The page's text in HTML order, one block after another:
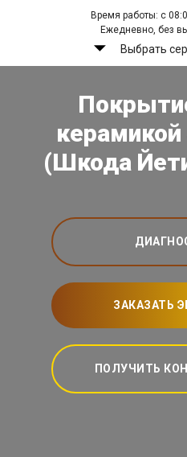
Время работы: с
Ежедневно, без
Выбрать
керамикой
(Шкода
ЗАКАЗАТЬ
ПОЛУЧИТЬ